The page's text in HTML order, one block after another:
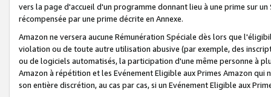
vers la page d'accueil d'un programme donnant lieu à une prime sur
récompensée par une prime décrite en Annexe.
Amazon ne versera aucune Rémunération Spéciale dès lors que
violation ou de toute autre utilisation abusive (par exemple, des
ou de logiciels automatisés, la participation d'une même personne à
Amazon à répétition et les Evénement Eligible aux Primes Amazon qui
son entière discrétion, au cas par cas, si un Evénement Eligible aux